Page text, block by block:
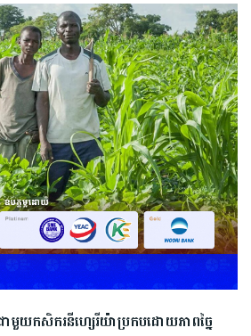
មួយកសិករនីហ្សេរីយ៉ាប្រកបដោយភាពច្នៃ